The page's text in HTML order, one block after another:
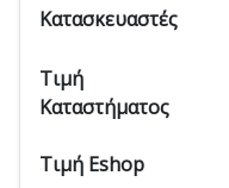
Κατασκευαστές
Τιμή
Καταστήματος
Τιμή Eshop